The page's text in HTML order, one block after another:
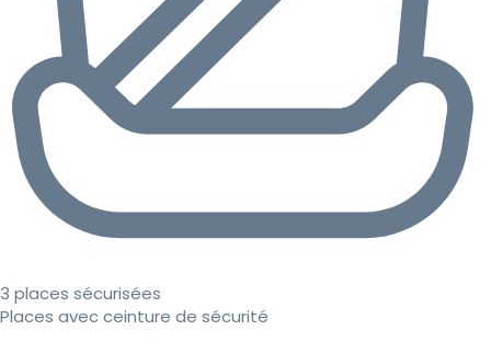
3 places sécurisées
Places avec ceinture de sécurité